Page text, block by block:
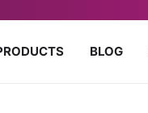
BLOG